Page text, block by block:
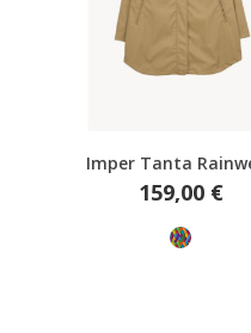
Aperçu rapide
Imper Tanta
Prix
159,00 €